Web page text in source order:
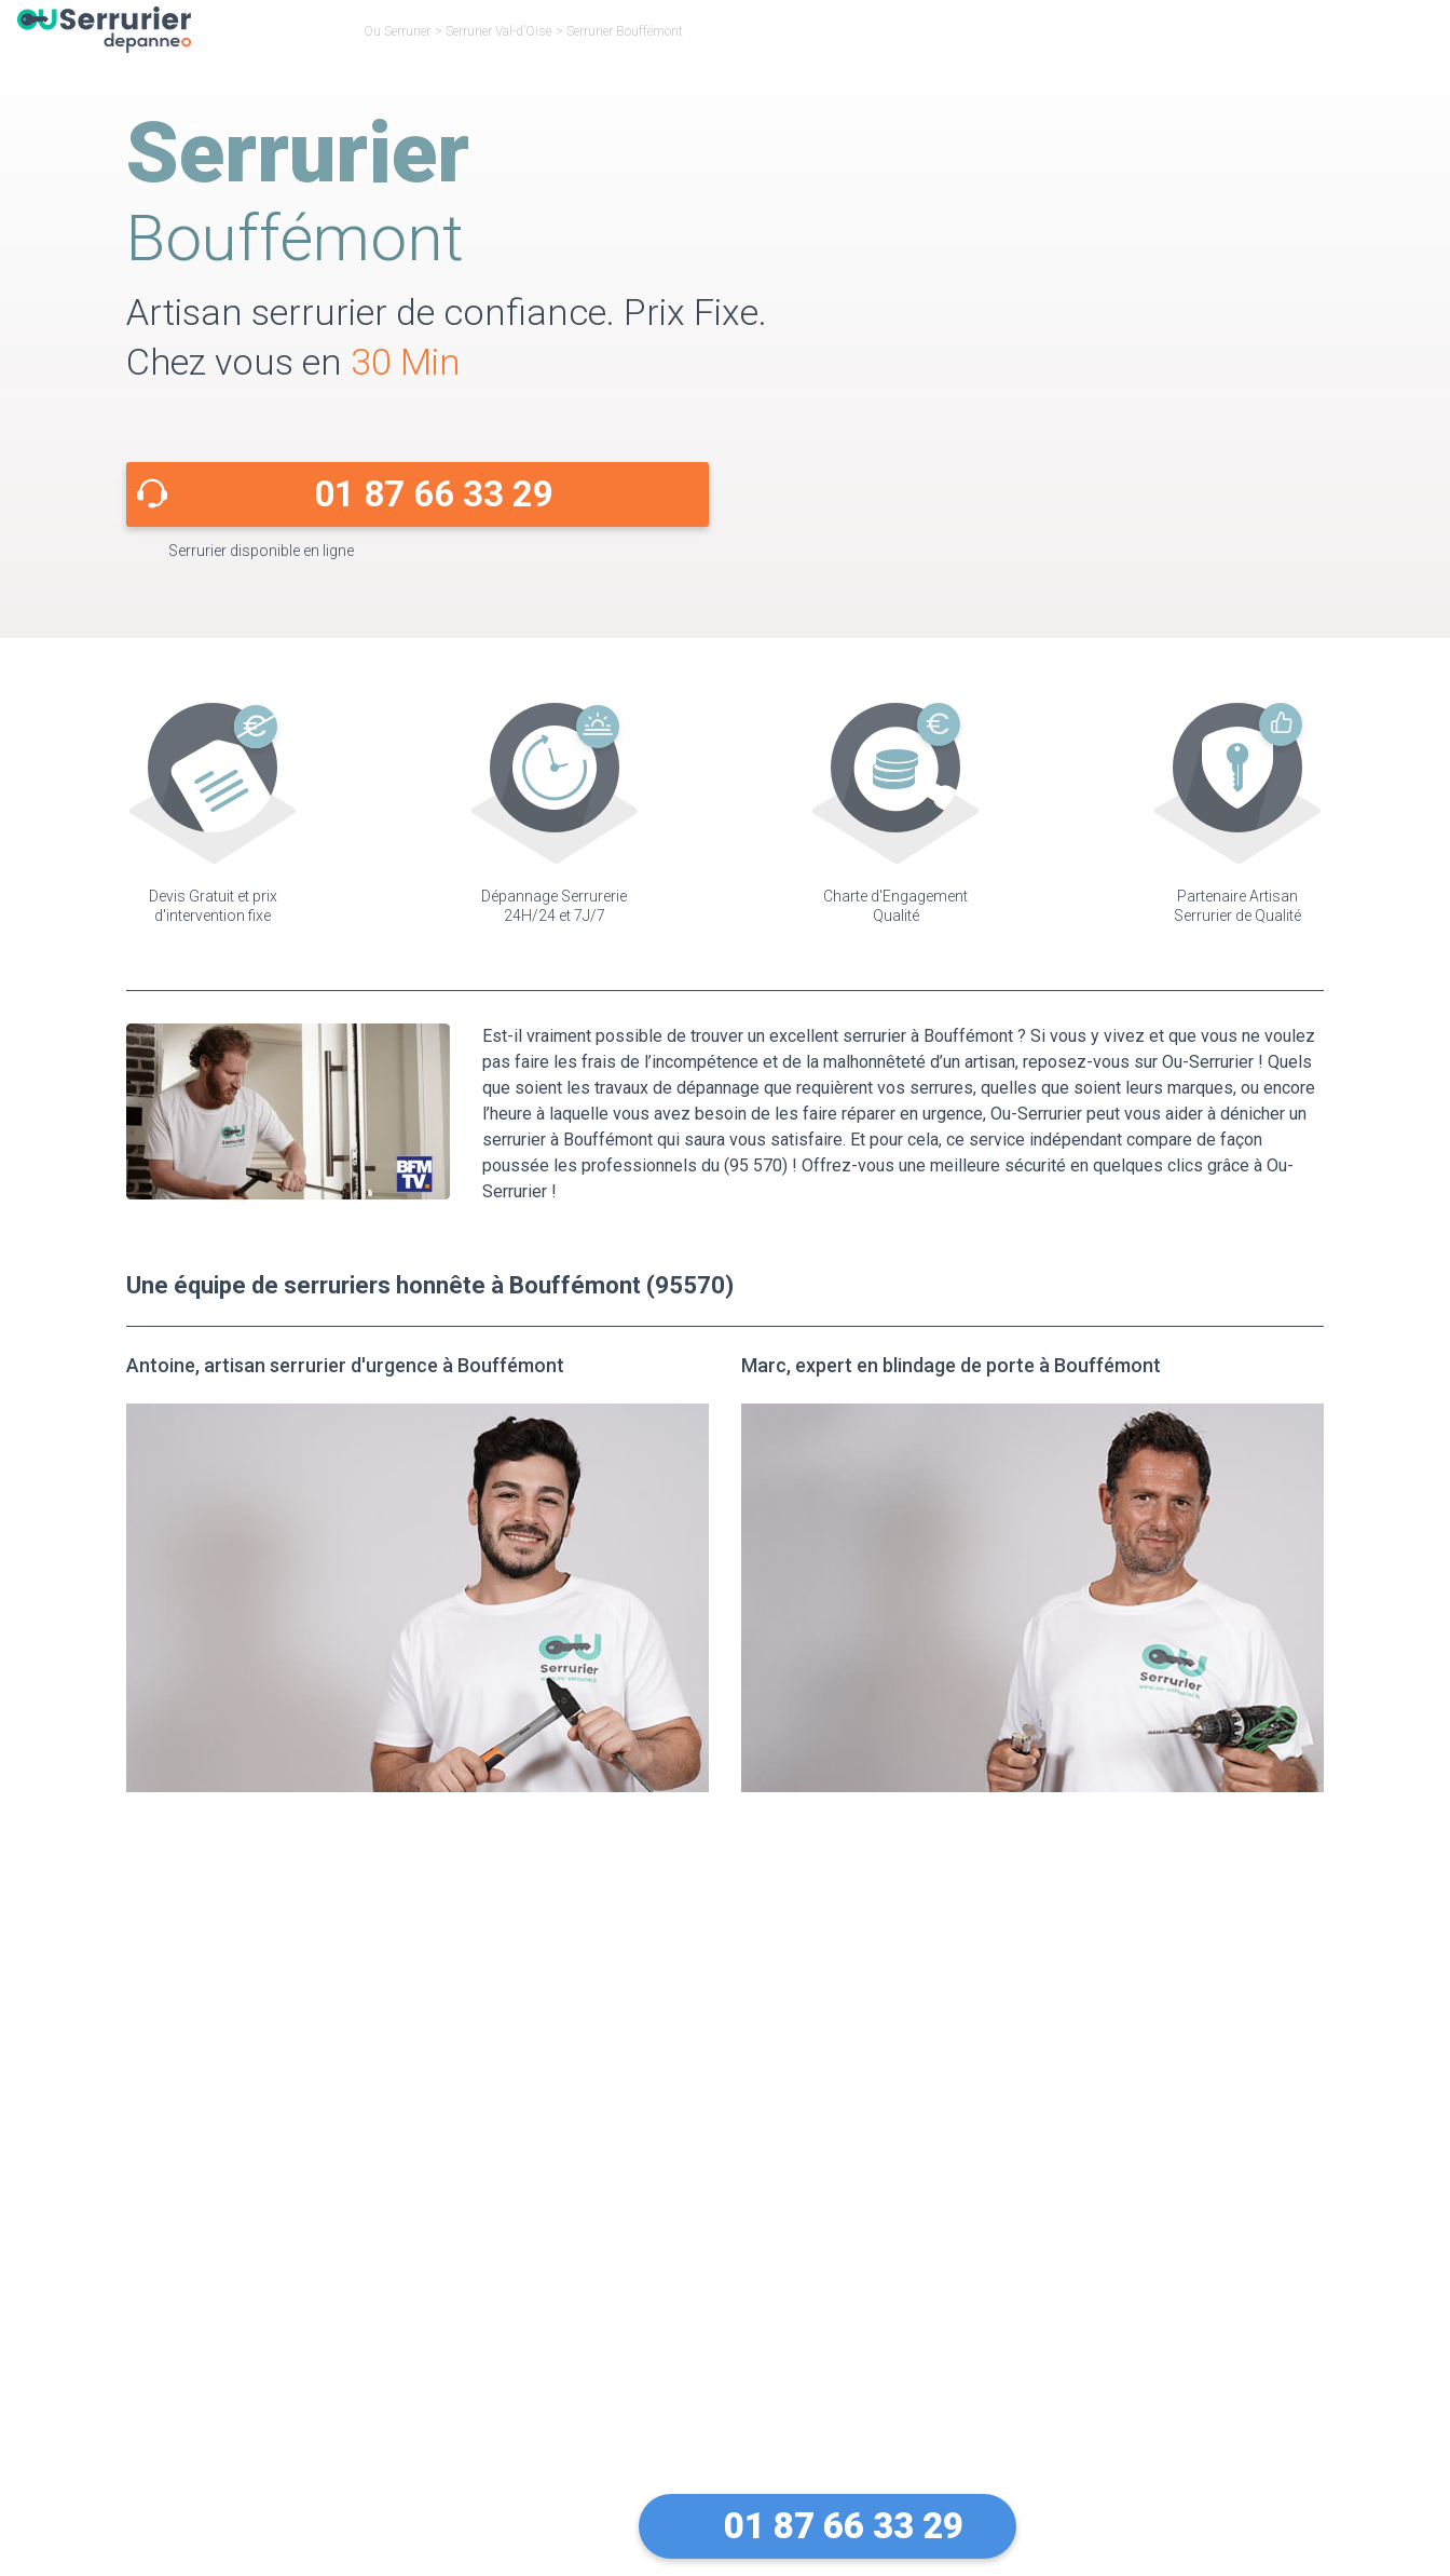
Ou Serrurier > Serrurier Val-d’Oise > Serrurier Bouffémont
Serrurier
Bouffémont
Artisan serrurier de confiance. Prix Fixe.
Chez vous en 30 Min
01 87 66 33 29
Serrurier disponible en ligne
Devis Gratuit et prix
d'intervention fixe
Dépannage Serrurerie
24H/24 et 7J/7
Charte d'Engagement
Qualité
Partenaire Artisan
Serrurier de Qualité
Est-il vraiment possible de trouver un excellent serrurier à Bouffémont ? Si vous y vivez et que vous ne voulez
pas faire les frais de l’incompétence et de la malhonnêteté d’un artisan, reposez-vous sur Ou-Serrurier ! Quels
que soient les travaux de dépannage que requièrent vos serrures, quelles que soient leurs marques, ou encore
l’heure à laquelle vous avez besoin de les faire réparer en urgence, Ou-Serrurier peut vous aider à dénicher un
serrurier à Bouffémont qui saura vous satisfaire. Et pour cela, ce service indépendant compare de façon
poussée les professionnels du (95 570) ! Offrez-vous une meilleure sécurité en quelques clics grâce à Ou-
Serrurier !
Une équipe de serruriers honnête à Bouffémont (95570)
Antoine, artisan serrurier d'urgence à Bouffémont Marc, expert en blindage de porte à Bouffémont
01 87 66 33 29